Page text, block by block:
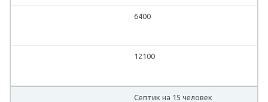
6400
12100
Септик на 15 человек